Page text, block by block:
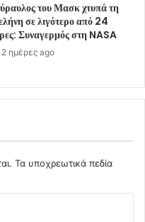
του Μασκ χτυπά τη
σε λιγότερο από 24
Συναγερμός στη NASA
2 ημέρες ago
Τα υποχρεωτικά πεδία